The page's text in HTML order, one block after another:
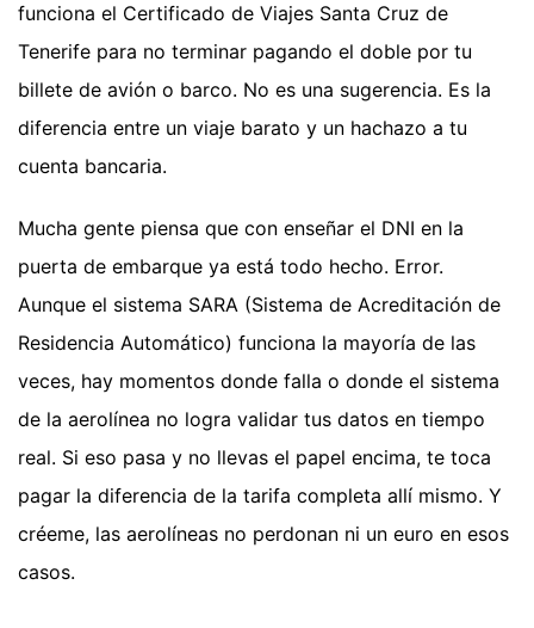
funciona el Certificado de Viajes Santa Cruz de
Tenerife para no terminar pagando el doble por tu
billete de avión o barco. No es una sugerencia. Es la
diferencia entre un viaje barato y un hachazo a tu
cuenta bancaria.
Mucha gente piensa que con enseñar el DNI en la
puerta de embarque ya está todo hecho. Error.
Aunque el sistema SARA (Sistema de Acreditación de
Residencia Automático) funciona la mayoría de las
veces, hay momentos donde falla o donde el sistema
de la aerolínea no logra validar tus datos en tiempo
real. Si eso pasa y no llevas el papel encima, te toca
pagar la diferencia de la tarifa completa allí mismo. Y
créeme, las aerolíneas no perdonan ni un euro en esos
casos.